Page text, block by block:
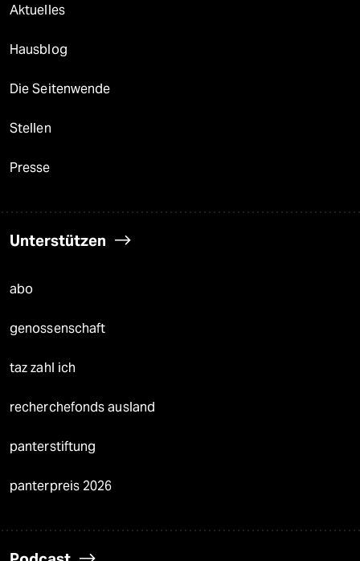
Aktuelles
Hausblog
Die Seitenwende
Stellen
Presse
Unterstützen
abo
genossenschaft
taz zahl ich
recherchefonds ausland
panterstiftung
panterpreis 2026